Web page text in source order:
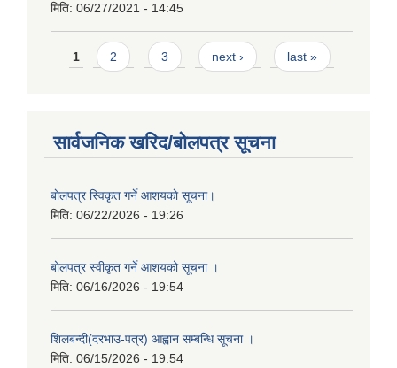
मिति: 06/27/2021 - 14:45
Pages
1 2 3 next › last »
सार्वजनिक खरिद/बोलपत्र सूचना
बाेलपत्र स्विकृत गर्ने आशयकाे सूचना।
मिति: 06/22/2026 - 19:26
बोलपत्र स्वीकृत गर्ने आशयको सूचना ।
मिति: 06/16/2026 - 19:54
शिलबन्दी(दरभाउ-पत्र) आह्वान सम्बन्धि सूचना ।
मिति: 06/15/2026 - 19:54